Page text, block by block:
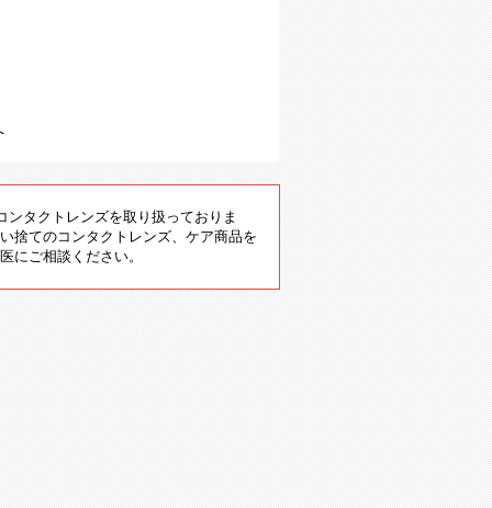
タクトレンズを取り扱っておりま
捨てのコンタクトレンズ、ケア商品を
にご相談ください。